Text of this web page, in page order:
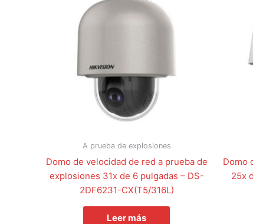
A prueba de explosiones
Domo de velocidad de red a prueba de
explosiones 31x de 6 pulgadas – DS-
2DF6231-CX(T5/316L)
Leer más
Domo
25x